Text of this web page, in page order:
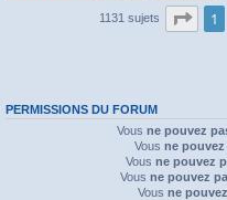
1131 sujets Page
1
PERMISSIONS DU FORUM
Vous ne pouvez
Vous ne pouvez
Vous ne pouvez
Vous ne pouvez
Vous ne